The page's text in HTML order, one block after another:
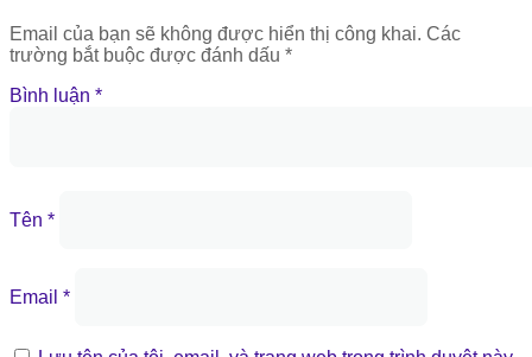
Email của bạn sẽ không được hiển thị công khai. Các
trường bắt buộc được đánh dấu *
Bình luận *
Tên *
Email *